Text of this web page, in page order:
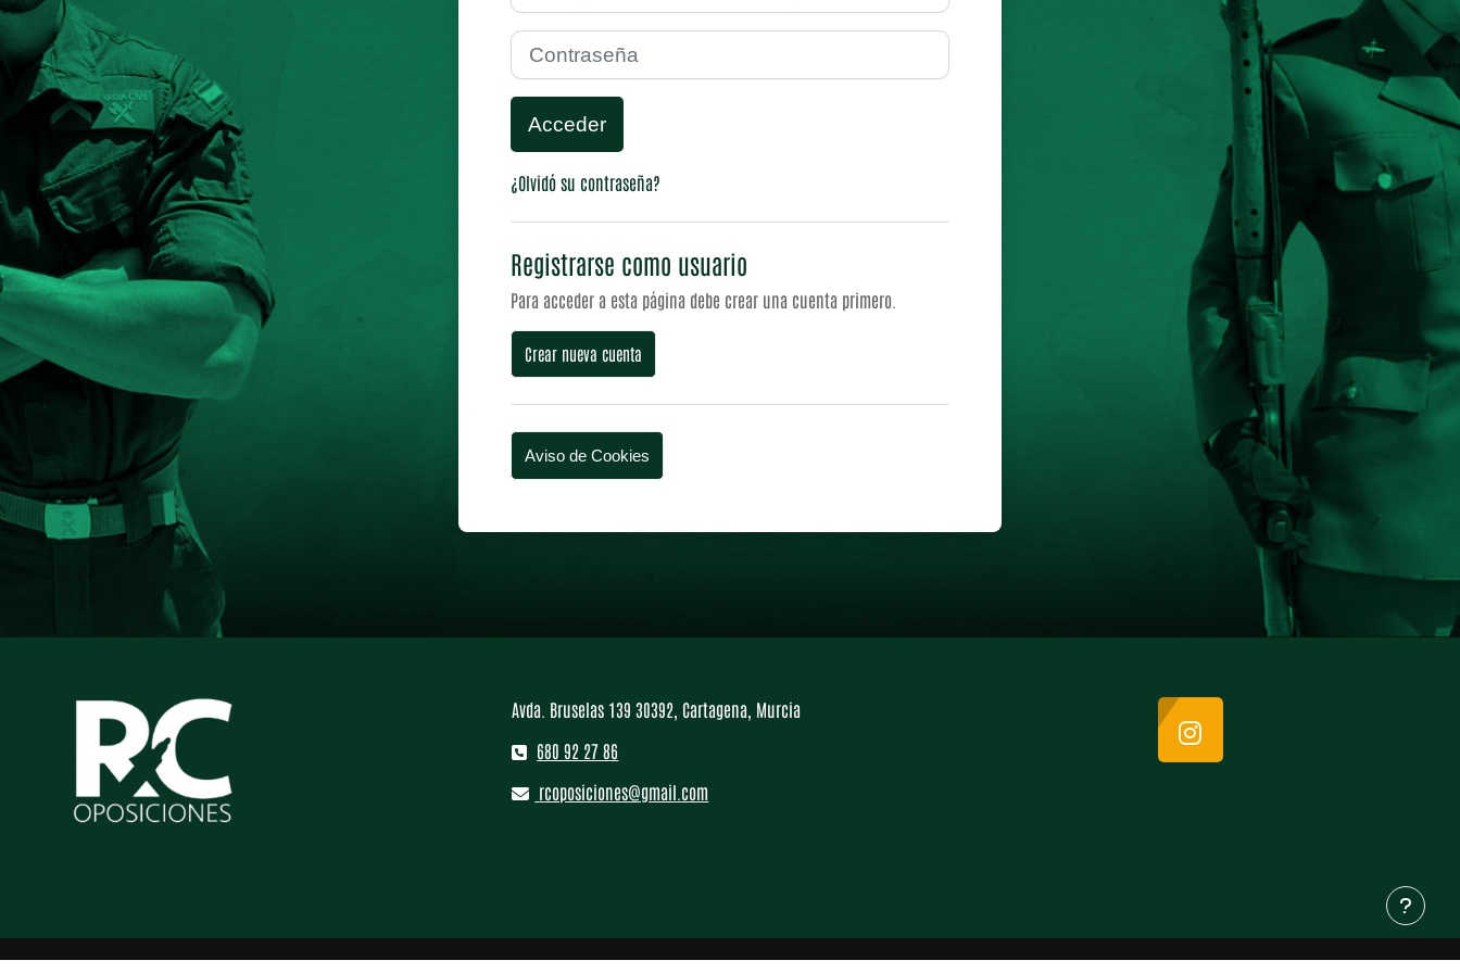
Contraseña
Acceder
¿Olvidó su contraseña?
Registrarse como usuario
Para acceder a esta página debe crear una cuenta primero.
Crear nueva cuenta
Aviso de Cookies
Avda. Bruselas 139 30392, Cartagena, Murcia
680 92 27 86
rcoposiciones@gmail.com